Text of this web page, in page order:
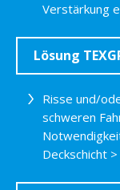
Verstärkung
Lösung
Risse und/
schweren
Deckschicht